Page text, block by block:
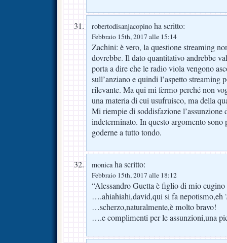
robertodisanjacopino ha scritto:
Febbraio 15th, 2017 alle 15:14
Zachini: è vero, la questione streaming
dovrebbe. Il dato quantitativo andrebbe
porta a dire che le radio viola vengono
sull’anziano e quindi l’aspetto streaming
rilevante. Ma qui mi fermo perché non
una materia di cui usufruisco, ma della
Mi riempie di soddisfazione l’assunzione
indeterminato. In questo argomento sono
goderne a tutto tondo.
monicaha scritto:
Febbraio 15th, 2017 alle 18:12
“Alessandro Guetta è figlio di mio
….ahiahiahi,david,qui si fa nepotismo,eh
…scherzo,naturalmente,è molto bravo!
….e complimenti per le assunzioni,una